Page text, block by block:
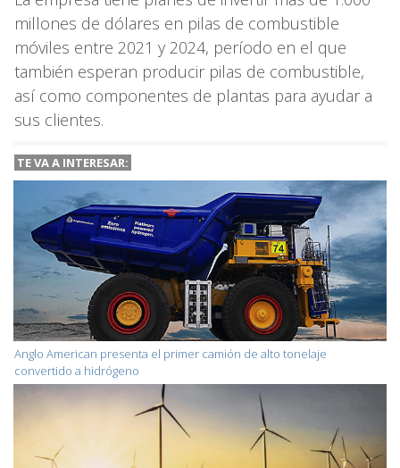
millones de dólares en pilas de combustible
móviles entre 2021 y 2024, período en el que
también esperan producir pilas de combustible,
así como componentes de plantas para ayudar a
sus clientes.
TE VA A INTERESAR:
Anglo American presenta el primer camión de alto tonelaje
convertido a hidrógeno